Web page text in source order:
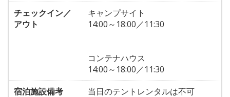
チェックイン／
アウト
キャンプサイト
14:00～18:00／11:30
コンテナハウス
14:00～18:00／11:30
宿泊施設備考
当日のテントレンタルは不可